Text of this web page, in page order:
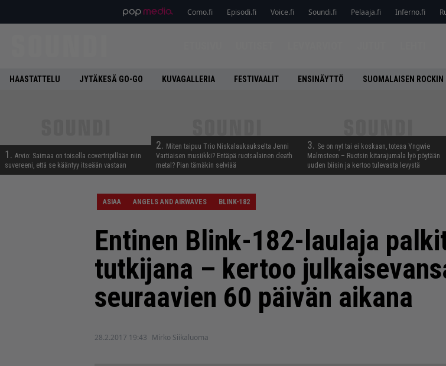
Como.fi Episodi.fi Voice.fi Soundi.fi Pelaaja.fi Inferno.fi
HAASTATTELU JYTÄKESÄ GO-GO KUVAGALLERIA FESTIVAALIT ENSINÄYTTÖ SUOMALAISEN
1. Arvio: Saimaa on toisella covertripillään niin
suvereeni, että se kääntyy itseään vastaan
2. Miten taipuu Trio Niskalaukaukselta Jenni
Vartiaisen musiikki? Entäpä ruotsalainen death
metal? Pian tämäkin selviää
3. Se on nyt tai ei koskaan, toteaa Yngwie
Malmsteen – Ruotsin kitarajumala lyö pöytään
uuden biisin ja kertoo tulevasta levystä
ASIAA ANGELS AND AIRWAVES BLINK-182
Entinen Blink-182-laulaja
tutkijana – kertoo
seuraavien 60 päivän aikana
28.2.2017 19:43 Mirko Siikaluoma